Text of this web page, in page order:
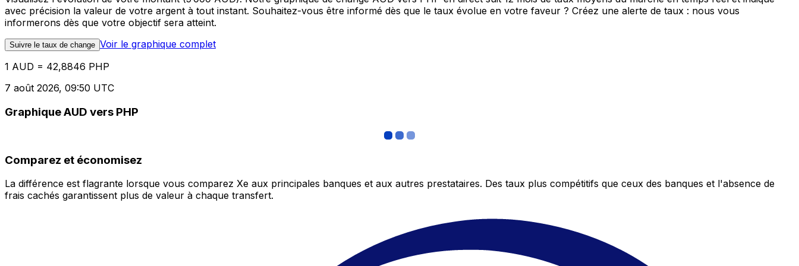
avec précision la valeur de votre argent à tout instant. Souhaitez-vous être informé dès que le taux évolue en votre faveur ? Créez une alerte de taux : nous vous
informerons dès que votre objectif sera atteint.
Suivre le taux de change Voir le graphique complet
1 AUD = 42,8846 PHP
7 août 2026, 09:50 UTC
Graphique AUD vers PHP
Comparez et économisez
La différence est flagrante lorsque vous comparez Xe aux principales banques et aux autres prestataires. Des taux plus compétitifs que ceux des banques et l'absence de
frais cachés garantissent plus de valeur à chaque transfert.